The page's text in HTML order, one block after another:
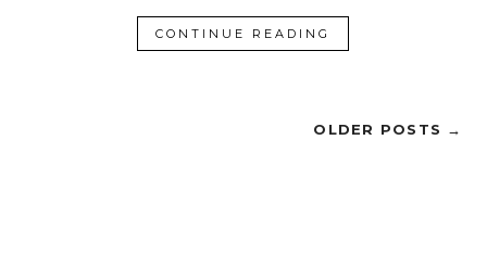
CONTINUE READING
OLDER POSTS →